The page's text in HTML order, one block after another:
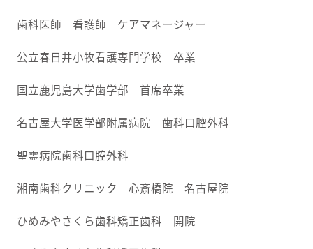
歯科医師 看護師 ケアマネージャー
公立春日井小牧看護専門学校 卒業
国立鹿児島大学歯学部 首席卒業
名古屋大学医学部附属病院 歯科口腔外科
聖霊病院歯科口腔外科
湘南歯科クリニック 心斎橋院 名古屋院
ひめみやさくら歯科矯正歯科 開院